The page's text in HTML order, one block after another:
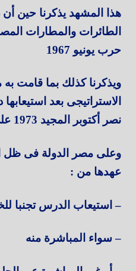
هذا المشهد يذكرنا حين
الطائرات والمطارات
حرب يونيو 1967
ويذكرنا كذلك بما قامت
نصر أكتوبر المجيد 1973 على دولة الكيان
وعلى مصر الدولة فى ظل
عهدها من :
– استيعاب الدرس تجنبا
– سواء المباشرة منه